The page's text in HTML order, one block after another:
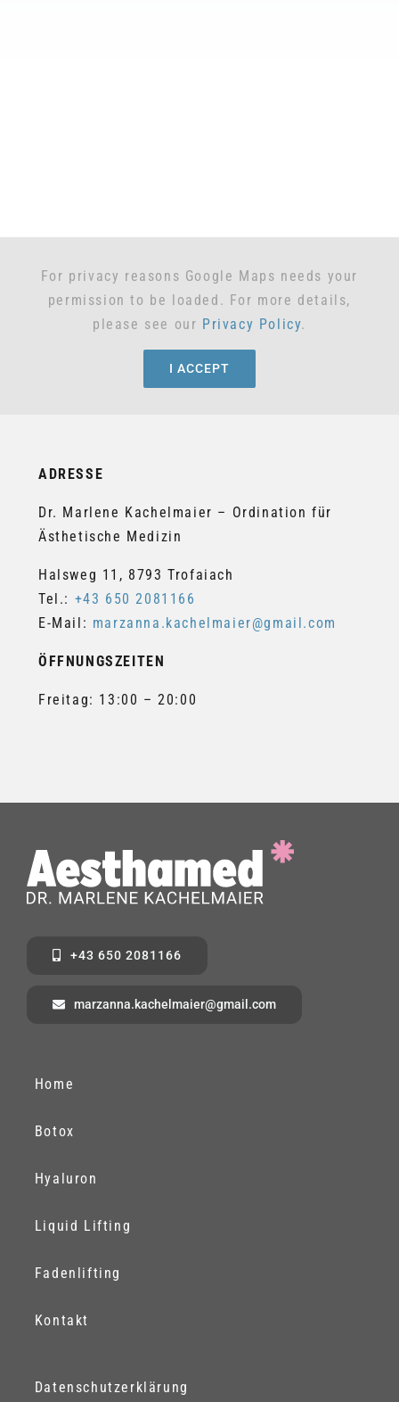
For privacy reasons Google Maps needs your
permission to be loaded. For more details,
please see our Privacy Policy.
I ACCEPT
ADRESSE
Dr. Marlene Kachelmaier – Ordination für
Ästhetische Medizin
Halsweg 11, 8793 Trofaiach
Tel.: +43 650 2081166
E-Mail: marzanna.kachelmaier@gmail.com
ÖFFNUNGSZEITEN
Freitag: 13:00 – 20:00
+43 650 2081166
marzanna.kachelmaier@gmail.com
Home
Botox
Hyaluron
Liquid Lifting
Fadenlifting
Kontakt
Datenschutzerklärung